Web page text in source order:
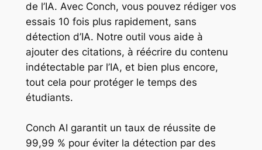
de l’IA. Avec Conch, vous pouvez rédiger vos
essais 10 fois plus rapidement, sans
détection d’IA. Notre outil vous aide à
ajouter des citations, à réécrire du contenu
indétectable par l’IA, et bien plus encore,
tout cela pour protéger le temps des
étudiants.
Conch AI garantit un taux de réussite de
99,99 % pour éviter la détection par des